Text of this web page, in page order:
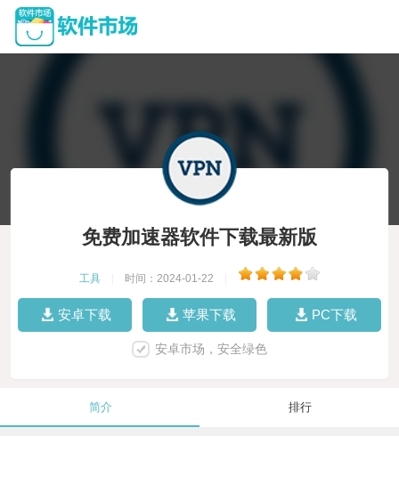
免费加速器软件下载最新版
工具 时间：2024-01-22
安卓下载 苹果下载 PC下载
安卓市场，安全绿色
简介 排行